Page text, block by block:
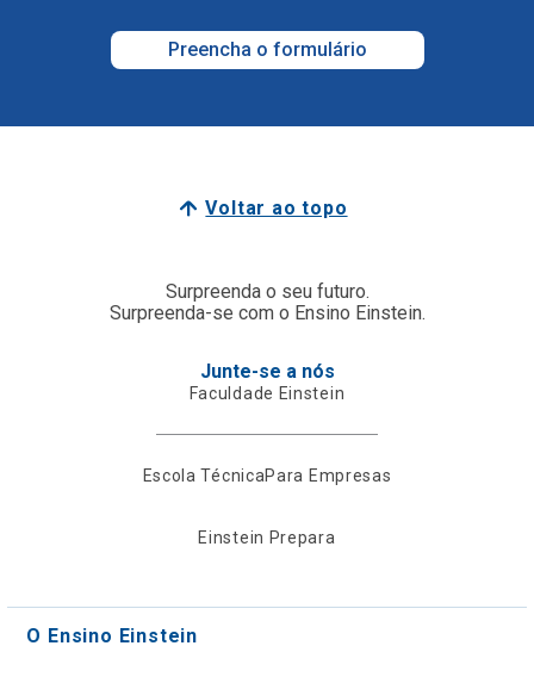
Preencha o formulário
Voltar ao topo
Surpreenda o seu futuro.
Surpreenda-se com o Ensino Einstein.
Junte-se a nós
Faculdade Einstein
Escola TécnicaPara Empresas
Einstein Prepara
O Ensino Einstein